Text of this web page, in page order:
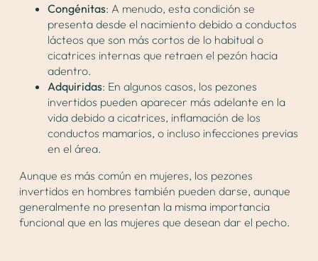
Congénitas: A menudo, esta condición se
presenta desde el nacimiento debido a conductos
lácteos que son más cortos de lo habitual o
cicatrices internas que retraen el pezón hacia
adentro.
Adquiridas: En algunos casos, los pezones
invertidos pueden aparecer más adelante en la
vida debido a cicatrices, inflamación de los
conductos mamarios, o incluso infecciones previas
en el área.
Aunque es más común en mujeres, los pezones
invertidos en hombres también pueden darse, aunque
generalmente no presentan la misma importancia
funcional que en las mujeres que desean dar el pecho.